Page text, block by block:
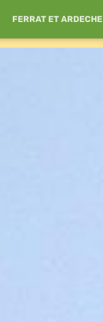
FERRAT ET ARDECHE